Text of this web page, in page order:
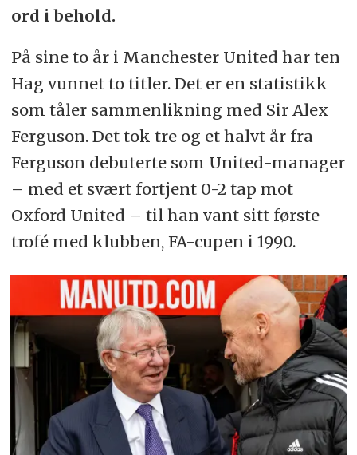
ord i behold.
På sine to år i Manchester United har ten
Hag vunnet to titler. Det er en statistikk
som tåler sammenlikning med Sir Alex
Ferguson. Det tok tre og et halvt år fra
Ferguson debuterte som United-manager
– med et svært fortjent 0-2 tap mot
Oxford United – til han vant sitt første
trofé med klubben, FA-cupen i 1990.